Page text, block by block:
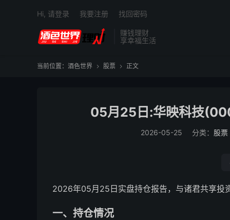
赚钱理财
享幸福生活
Hi, 请登录 我要注册 找回密码
当前位置： 酒色世界  股票  正文
05月25日:华映科技
2026-05-25 分类： 股票
2026年05月25日实盘持仓报告，与诸君共享投
一、持仓情况